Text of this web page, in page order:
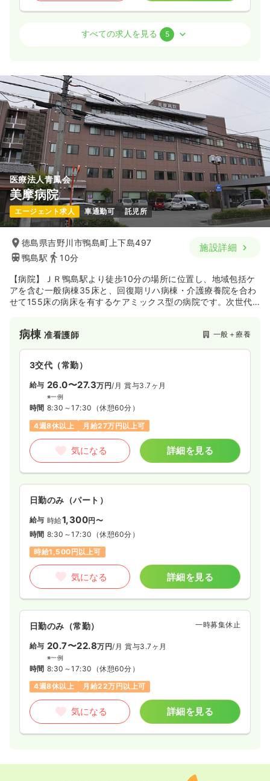
給与 お問い合わせください
時間 8:30～17:00（休憩60分）
月給28万円以上可
気になる 詳細を見る
日勤のみ（常勤） 一時募集休止
給与 お問い合わせください
時間 8:30～17:00（休憩60分）
気になる
日勤のみ（パート） 一時募集休止
給与 時給
時間
8:30～12:00
時給1,400円以上可
気になる
外来准看護師
日勤のみ（常勤） 一時募集休止
給与 17.2〜20.0万円/月 賞与2回
時間 8:30～12:00
日祝休み
月給21万円以上可
気になる
日勤のみ（パート） 一時募集休止
給与 お問い合わせください
時間 8:30～12:00
日祝休み
時給1,400円以上可
気になる
すべての求人を見る 5
医療法人青鳳会
美摩病院
エージェント求人 車通勤可 託児所
徳島県吉野川市鴨島町上下島497
鴨島駅
10分
施設詳細
【病院】ＪＲ鴨島駅より徒歩10分の場所に位置し、地域包括ケ
アを含む一般病棟35床と、回復期リハ病棟・介護療養院を合わ
せて155床の病床を有するケアミックス型の病院です。次世代
ホームなど在宅・福祉の分野にも積極的に取り組み包括的に地
域医療・介護を支えています。
病棟准看護師 一般＋療養
3交代（常勤）
給与 26.0〜27.3万円/月 賞与3.7ヶ月
※一例
時間 8:30～17:30 （休憩60分）
4週8休以上
月給27万円以上可
気になる 詳細を見る
日勤のみ（パート）
給与 時給1,300円〜
時間 8:30～17:30 （休憩60分）
時給1,500円以上可
気になる 詳細を見る
日勤のみ（常勤） 一時募集休止
給与 20.7〜22.8万円/月 賞与3.7ヶ月
※一例
時間 8:30～17:30 （休憩60分）
4週8休以上
月給22万円以上可
気になる 詳細を見る